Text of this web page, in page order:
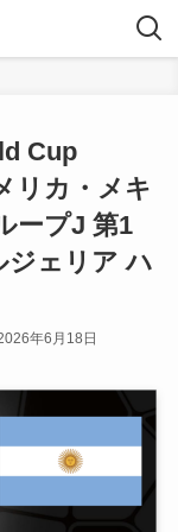
Cup
リカ・メキ
ープJ 第1
ジェリア ハ
年6月18日